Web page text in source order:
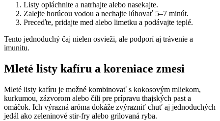
Listy opláchnite a natrhajte alebo nasekajte.
Zalejte horúcou vodou a nechajte lúhovať 5–7 minút.
Preceďte, pridajte med alebo limetku a podávajte teplé.
Tento jednoduchý čaj nielen osvieži, ale podporí aj trávenie a
imunitu.
Mleté listy kafíru a koreniace zmesi
Mleté listy kafíru je možné kombinovať s kokosovým mliekom,
kurkumou, zázvorom alebo čili pre prípravu thajských past a
omáčok. Ich výrazná aróma dokáže zvýrazniť chuť aj jednoduchých
jedál ako zeleninové stir-fry alebo grilovaná ryba.